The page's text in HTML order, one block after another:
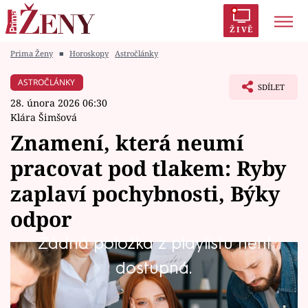
ŽIVĚ
Módní alarm
Témata
Celebrity
Vztahy
Seriály
Prima Ženy ■ Horoskopy Astročlánky
ASTROČLÁNKY
28. února 2026 06:30
Klára Šimšová
SDÍLET
Znamení, která neumí
pracovat pod tlakem: Ryby
zaplaví pochybnosti, Býky
odpor
Žádná položka z playlistu není
dostupná.
Některá znamení tlak vybičuje k heroickým
výkonům, jiná pod příliš velkým tlakem
znejistí, začnou pochybovat nebo se úplně